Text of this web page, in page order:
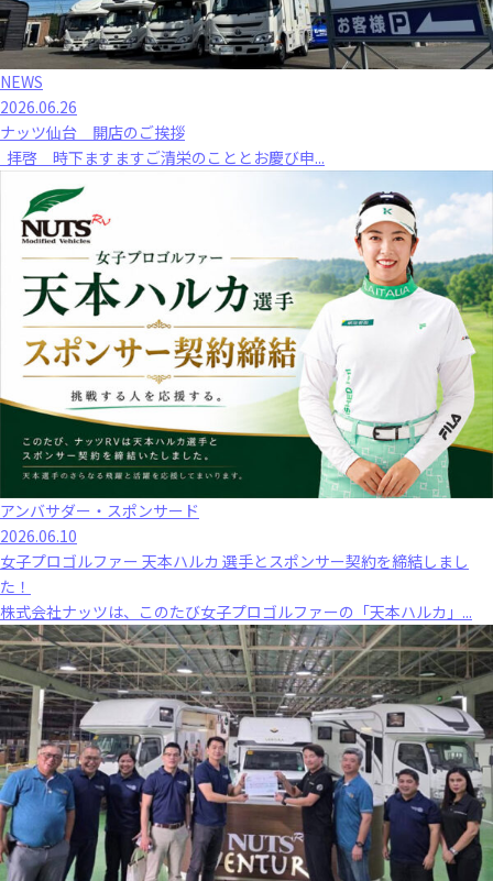
NEWS
2026.06.26
ナッツ仙台 開店のご挨拶
拝啓 時下ますますご清栄のこととお慶び申...
アンバサダー・スポンサード
2026.06.10
女子プロゴルファー 天本ハルカ 選手とスポンサー契約を締結しまし
た！
株式会社ナッツは、このたび女子プロゴルファーの「天本ハルカ」...